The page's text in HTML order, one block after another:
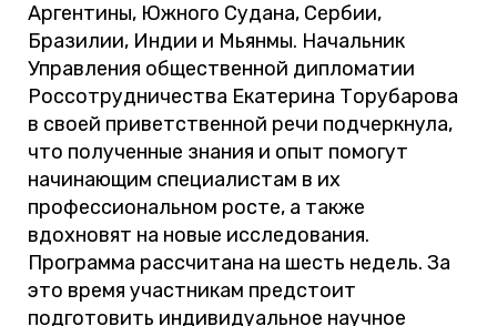
Аргентины, Южного Судана, Сербии,
Бразилии, Индии и Мьянмы. Начальник
Управления общественной дипломатии
Россотрудничества Екатерина Торубарова
в своей приветственной речи подчеркнула,
что полученные знания и опыт помогут
начинающим специалистам в их
профессиональном росте, а также
вдохновят на новые исследования.
Программа рассчитана на шесть недель. За
это время участникам предстоит
подготовить индивидуальное научное